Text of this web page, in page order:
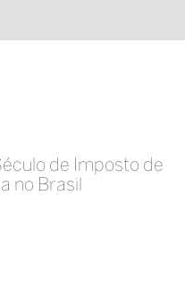
de Imposto de
no Brasil